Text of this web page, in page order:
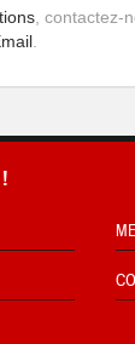
, contactez-